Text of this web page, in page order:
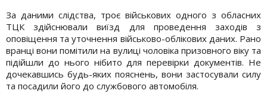
За даними слідства, троє військових одного з обласних
ТЦК здійснювали виїзд для проведення заходів з
оповіщення та уточнення військово-облікових даних. Рано
вранці вони помітили на вулиці чоловіка призовного віку та
підійшли до нього нібито для перевірки документів. Не
дочекавшись будь-яких пояснень, вони застосували силу
та посадили його до службового автомобіля.